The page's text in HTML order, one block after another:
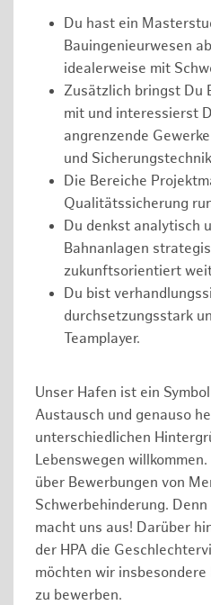
Du hast ein
Bauingenieurwesen
idealerweise mit
Zusätzlich bringst Du
mit und interessierst
angrenzende
und
Die Bereiche
Qualitätssicherung
Du denkst analytisch
Bahnanlagen
zukunftsorientiert
Du bist
durchsetzungsstark
Teamplayer.
Unser Hafen ist ein
Austausch und genauso
unterschiedlichen
Lebenswegen
über Bewerbungen von
Schwerbehinderung.
macht uns aus! Darüber
der HPA die
möchten wir
zu bewerben.